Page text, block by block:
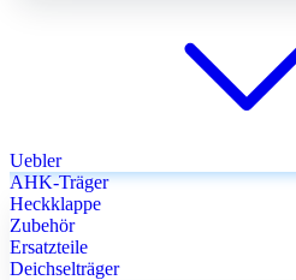
Uebler
AHK-Träger
Heckklappe
Zubehör
Ersatzteile
Deichselträger